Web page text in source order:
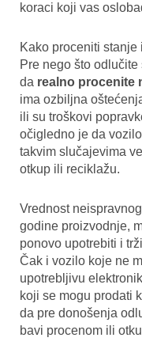
koraci koji vas
Kako proceniti stanje
Pre nego što
da realno procenite
ima ozbiljna
ili su troškovi
očigledno je da
takvim slučajevima
otkup ili reciklažu.
Vrednost
godine proizvodnje,
ponovo upotrebiti i
Čak i vozilo koje ne
upotrebljivu
koji se mogu prodati
da pre donošenja
bavi procenom ili